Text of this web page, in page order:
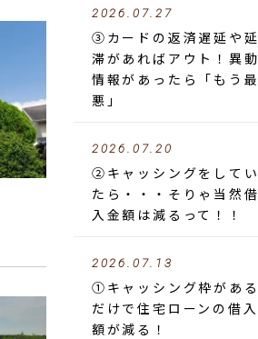
2026.07.27
③カードの返済遅延や延
滞があればアウト！異動
情報があったら「もう最
悪」
2026.07.20
②キャッシングをしてい
たら・・・そりゃ当然借
入金額は減るって！！
2026.07.13
①キャッシング枠がある
だけで住宅ローンの借入
額が減る！